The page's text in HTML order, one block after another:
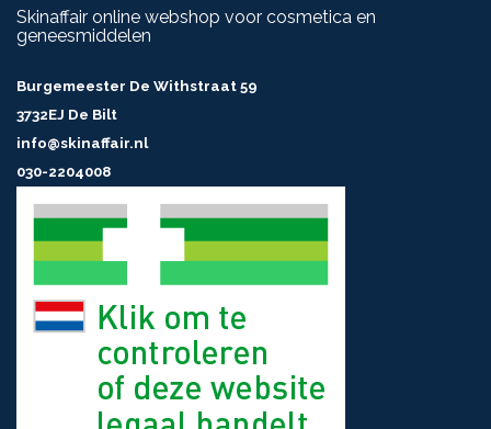
Skinaffair online webshop voor cosmetica en
geneesmiddelen
Burgemeester De Withstraat 59
3732EJ De Bilt
info@skinaffair.nl
030-2204008